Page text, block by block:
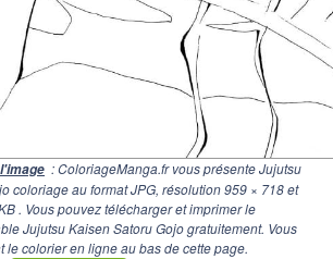
: ColoriageManga.fr vous présente Jujutsu
coloriage au format JPG, résolution959 × 718et
. Vous pouvez télécharger et imprimer le
Jujutsu Kaisen Satoru Gojo gratuitement. Vous
le colorier en ligne au bas de cette page.